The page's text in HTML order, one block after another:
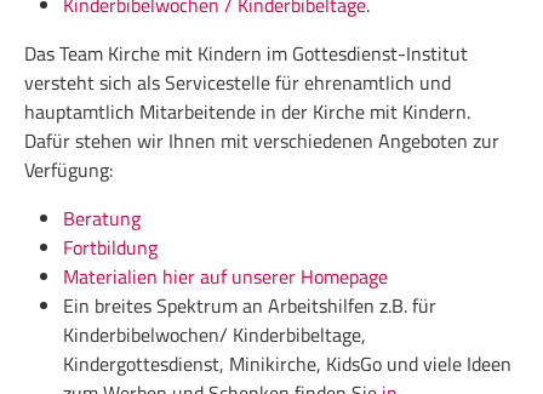
Das Team Kirche mit Kindern im Gottesdienst-Institut
versteht sich als Servicestelle für ehrenamtlich und
hauptamtlich Mitarbeitende in der Kirche mit Kindern.
Dafür stehen wir Ihnen mit verschiedenen Angeboten zur
Verfügung:
Beratung
Fortbildung
Materialien hier auf unserer Homepage
Ein breites Spektrum an Arbeitshilfen z.B. für
Kinderbibelwochen/ Kinderbibeltage,
Kindergottesdienst, Minikirche, KidsGo und viele Ideen